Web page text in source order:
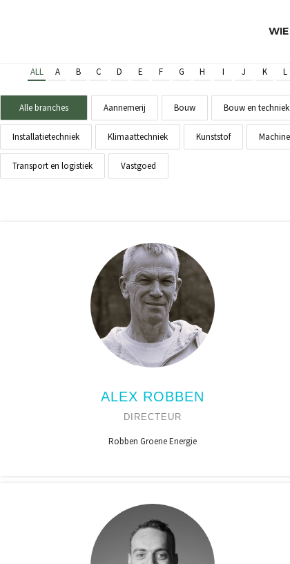
ALL A B C D E F G H I J K L
Alle branches Aannemerij Bouw Bouw en techniek
Installatietechniek Klimaattechniek Kunststof
Transport en logistiek Vastgoed
ALEX ROBBEN
DIRECTEUR
Robben Groene Energie